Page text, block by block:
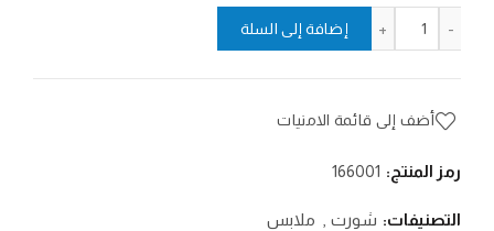
إضافة إلى السلة
أضف إلى قائمة الامنيات
رمز المنتج: 166001
التصنيفات: شورت ملابس